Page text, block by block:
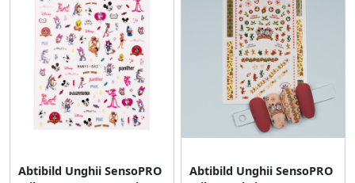
Abtibild Unghii SensoPRO
Abtibild Unghii SensoPRO